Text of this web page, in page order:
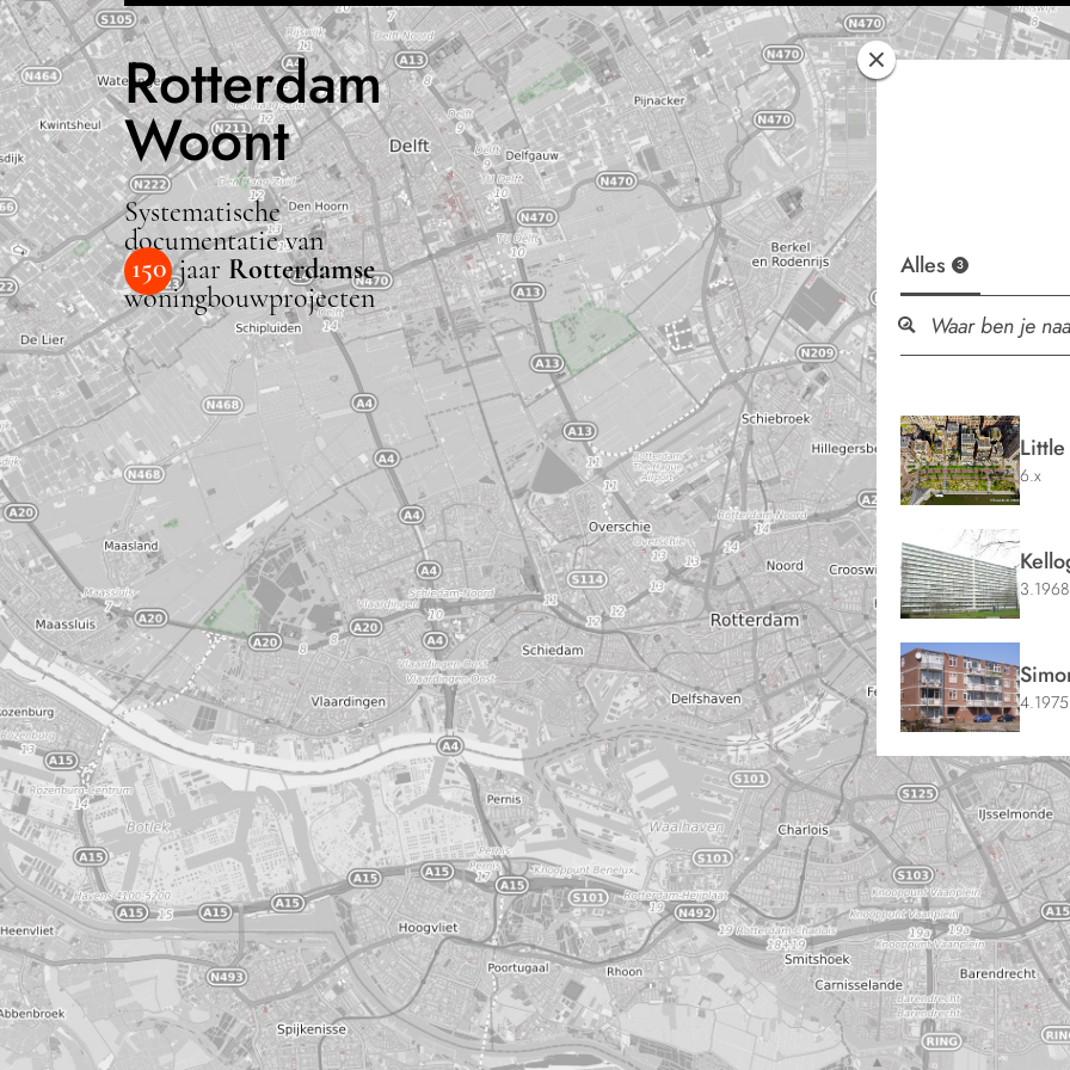
Rotterdam
Woont
Systematische
documentatie van
150jaar Rotterdamse
woningbouwprojecten
Alles 3
6.x